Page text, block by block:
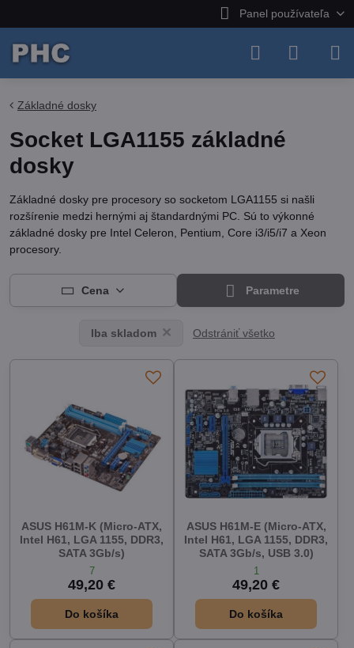
Panel používateľa
Základné dosky
Socket LGA1155 základné
dosky
Základné dosky pre procesory so socketom LGA1155 si našli
rozšírenie medzi hernými aj štandardnými PC. Sú to výkonné
základné dosky pre Intel Celeron, Pentium, Core i3/i5/i7 a Xeon
procesory.
Cena Parametre
Iba skladom Odstrániť všetko
ASUS H61M-K (Micro-ATX,
Intel H61, LGA 1155, DDR3,
SATA 3Gb/s)
7
49,20 €
Do košíka
ASUS H61M-E (Micro-ATX,
Intel H61, LGA 1155, DDR3,
SATA 3Gb/s, USB 3.0)
1
49,20 €
Do košíka